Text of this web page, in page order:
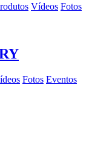
Vídeos Fotos
Fotos Eventos